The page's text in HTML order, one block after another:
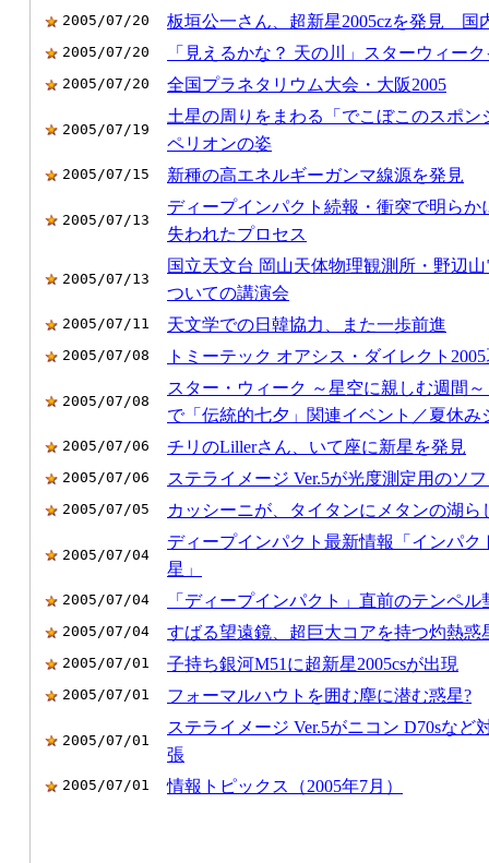
2005/07/20 板垣公一さん、超新星2005czを発見 国
2005/07/20 「見えるかな？ 天の川」スターウィー
2005/07/20 全国プラネタリウム大会・大阪2005
2005/07/19
土星の周りをまわる「でこぼこのスポ
ペリオンの姿
2005/07/15 新種の高エネルギーガンマ線源を発見
2005/07/13
ディープインパクト続報・衝突で明ら
失われたプロセス
2005/07/13
国立天文台 岡山天体物理観測所・野辺
ついての講演会
2005/07/11 天文学での日韓協力、また一歩前進
2005/07/08 トミーテック オアシス・ダイレクト
2005/07/08
スター・ウィーク ～星空に親しむ週間
で「伝統的七夕」関連イベント／夏休み
2005/07/06 チリのLillerさん、いて座に新星を発見
2005/07/06 ステライメージ Ver.5が光度測定用のソ
2005/07/05 カッシーニが、タイタンにメタンの湖ら
2005/07/04
ディープインパクト最新情報「インパ
星」
2005/07/04 「ディープインパクト」直前のテンペル
2005/07/04 すばる望遠鏡、超巨大コアを持つ灼熱惑
2005/07/01 子持ち銀河M51に超新星2005csが出現
2005/07/01 フォーマルハウトを囲む塵に潜む惑星?
2005/07/01
ステライメージ Ver.5がニコン D70sな
張
2005/07/01 情報トピックス（2005年7月）